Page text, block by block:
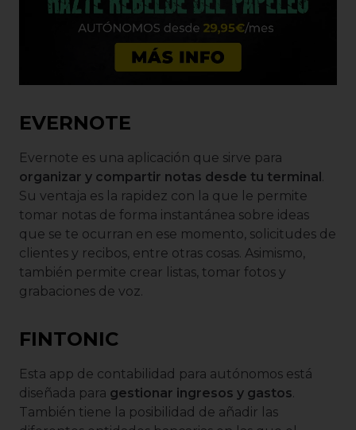
EVERNOTE
Evernote es una aplicación que sirve para
organizar y compartir notas desde tu terminal.
Su ventaja es la rapidez con la que le permite
tomar notas de forma instantánea sobre ideas
que se te ocurran en ese momento, solicitudes de
clientes y recibos, entre otras cosas. Asimismo,
también permite crear listas, tomar fotos y
grabaciones de voz.
FINTONIC
Esta app de contabilidad para autónomos está
diseñada para gestionar ingresos y gastos.
También tiene la posibilidad de añadir las